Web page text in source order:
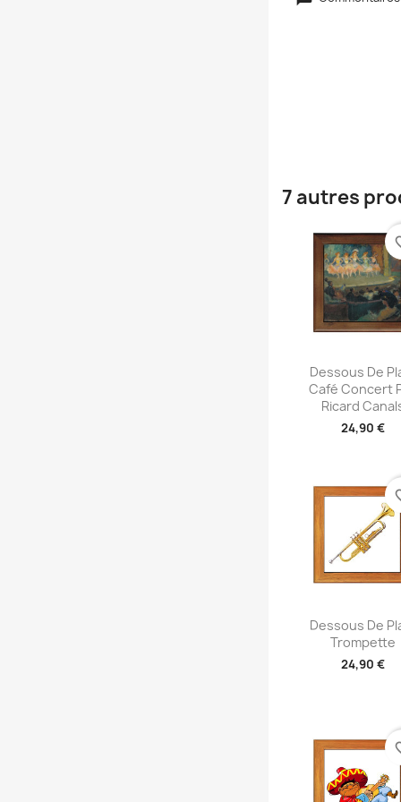
7 autres
Aperçu
Dessous De
Café Concert
Ricard
24,90 €
Aperçu
Dessous De
Trompette
24,90 €